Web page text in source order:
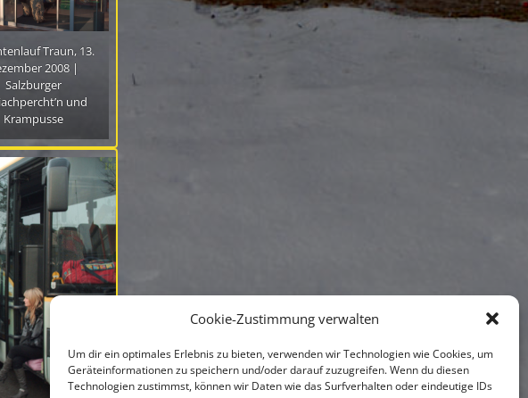
Cookie-Zustimmung verwalten
Um dir ein optimales Erlebnis zu bieten, verwenden wir Technologien wie Cookies, um
Geräteinformationen zu speichern und/oder darauf zuzugreifen. Wenn du diesen
Technologien zustimmst, können wir Daten wie das Surfverhalten oder eindeutige IDs
Traun, 13.
2008 |
Salzburger
und
Krampusse